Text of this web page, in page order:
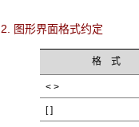
2. 图形界面格式约定
格 式
< >
[ ]